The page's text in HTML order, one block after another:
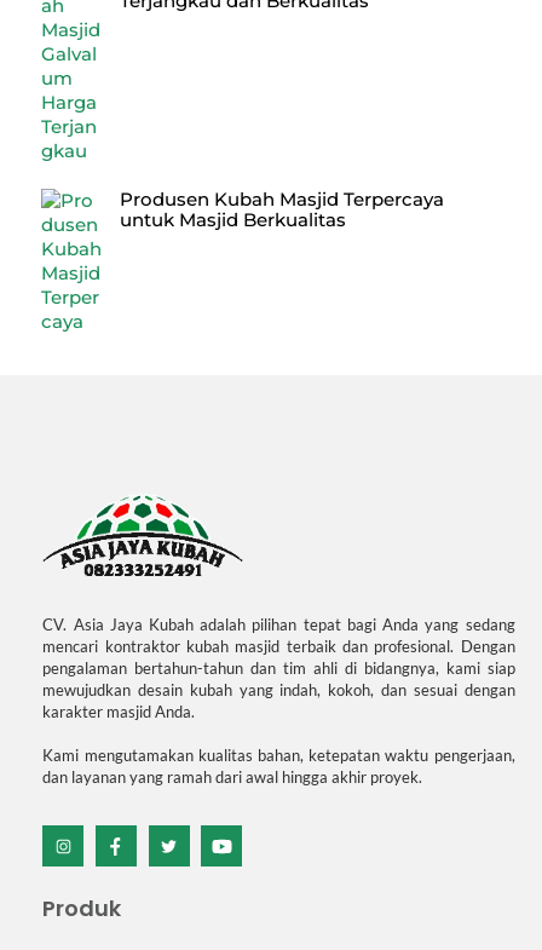
Produsen Kubah Masjid Terpercaya
untuk Masjid Berkualitas
CV. Asia Jaya Kubah adalah pilihan tepat bagi Anda yang sedang
mencari kontraktor kubah masjid terbaik dan profesional. Dengan
pengalaman bertahun-tahun dan tim ahli di bidangnya, kami siap
mewujudkan desain kubah yang indah, kokoh, dan sesuai dengan
karakter masjid Anda.
Kami mengutamakan kualitas bahan, ketepatan waktu pengerjaan,
dan layanan yang ramah dari awal hingga akhir proyek.
Icon
Icon
Icon
Icon
Produk